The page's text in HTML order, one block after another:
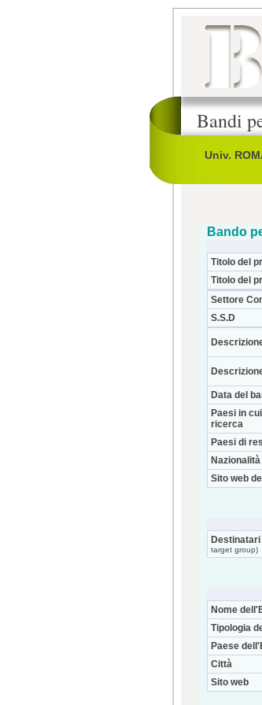
Bandi
Univ.
Bando
Titolo del
Titolo del
Settore
S.S.D
Data del
Paesi in
ricerca
Paesi di
Sito web
target group)
Nome
Tipologia
Paese
Città
Sito web